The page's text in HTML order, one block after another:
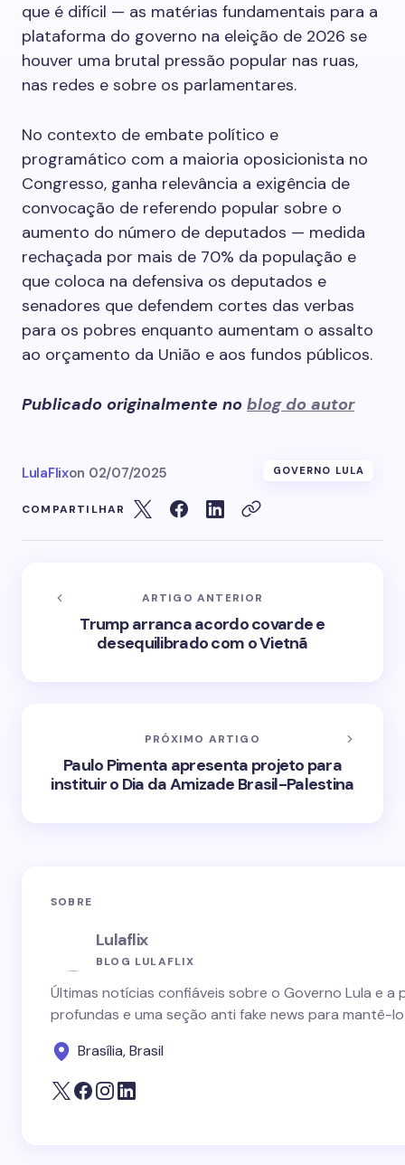
que é difícil — as matérias fundamentais para a
plataforma do governo na eleição de 2026 se
houver uma brutal pressão popular nas ruas,
nas redes e sobre os parlamentares.
No contexto de embate político e
programático com a maioria oposicionista no
Congresso, ganha relevância a exigência de
convocação de referendo popular sobre o
aumento do número de deputados — medida
rechaçada por mais de 70% da população e
que coloca na defensiva os deputados e
senadores que defendem cortes das verbas
para os pobres enquanto aumentam o assalto
ao orçamento da União e aos fundos públicos.
Publicado originalmente no blog do autor
LulaFlixon 02/07/2025 GOVERNO LULA
COMPARTILHAR
ARTIGO ANTERIOR
Trump arranca acordo covarde e
desequilibrado com o Vietnã
PRÓXIMO ARTIGO
Paulo Pimenta apresenta projeto para
instituir o Dia da Amizade Brasil-Palestina
SOBRE
Lulaflix
BLOG LULAFLIX
Últimas notícias confiáveis sobre o Governo Lula e
profundas e uma seção anti fake news para mantê-
Brasília, Brasil